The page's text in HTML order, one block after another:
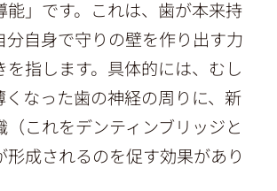
能」です。これは、歯が本来持
分自身で守りの壁を作り出す力
を指します。具体的には、むし
くなった歯の神経の周りに、新
（これをデンティンブリッジと
形成されるのを促す効果があり